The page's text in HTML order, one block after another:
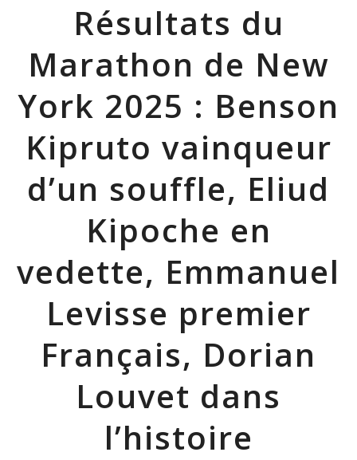
Résultats du
Marathon de New
York 2025 : Benson
Kipruto vainqueur
d’un souffle, Eliud
Kipoche en
vedette, Emmanuel
Levisse premier
Français, Dorian
Louvet dans
l’histoire